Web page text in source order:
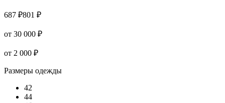
687 ₽801 ₽
от 30 000 ₽
от 2 000 ₽
Размеры одежды
42
44